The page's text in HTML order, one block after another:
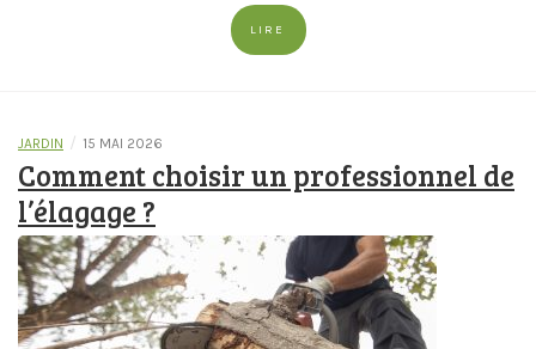
LIRE
JARDIN / 15 MAI 2026
Comment choisir un professionnel de
l’élagage ?